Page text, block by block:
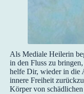
Als Mediale Heilerin
in den Fluss zu
helfe Dir, wieder in die
innere Freiheit
Körper von